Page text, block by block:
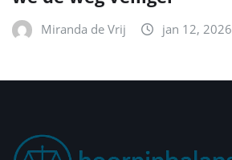
Miranda de Vrij jan 12, 2026